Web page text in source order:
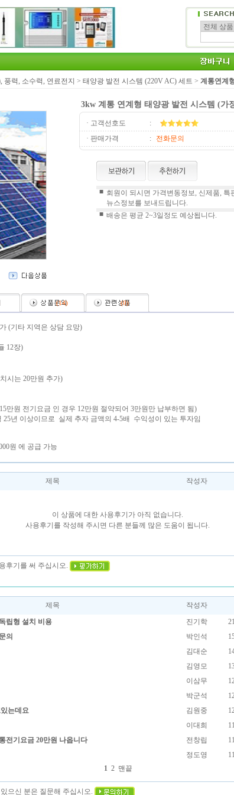
풍력, 소수력, 연료전지 > 태양광 발전 시스템 (220V AC) 세트 > 계통연계
3kw 계통 연계형 태양광 발전 시스템 (가
· 고객선호도
:
· 판매가격
: 전화문의
■ 회원이 되시면 가격변동정보, 신제품, 특
뉴스정보를 보내드립니다.
■ 배송은 평균 2~3일정도 예상됩니다.
(14) (0)
(기타 지역은 상담 요망)
12장)
시는 20만원 추가)
만원 전기요금 인 경우 12만원 절약되어 3만원만 납부하면 됨)
25년 이상이므로 실제 추자 금액의 4-5배 수익성이 있는 투자임
원 에 공급 가능
제목 작성자
이 상품에 대한 사용후기가 아직 없습니다.
사용후기를 작성해 주시면 다른 분들께 많은 도움이 됩니다.
후기를 써 주십시오.
제목 작성자
립형 설치 비용 진기학
의 박인석
김대순
김영모
이삼무
박군석
는데요 김원중
이대희
전기요금 20만원 나옵니다 전창립
정도영
1 2 맨끝
으신 분은 질문해 주십시오.